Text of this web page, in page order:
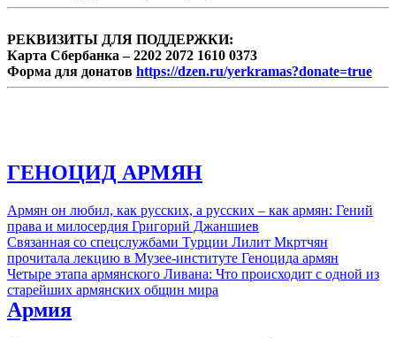
РЕКВИЗИТЫ ДЛЯ ПОДДЕРЖКИ:
Карта Сбербанка – 2202 2072 1610 0373
Форма для донатов https://dzen.ru/yerkramas?donate=true
ГЕНОЦИД АРМЯН
Армян он любил, как русских, а русских – как армян: Гений
права и милосердия Григорий Джаншиев
Связанная со спецслужбами Турции Лилит Мкртчян
прочитала лекцию в Музее-институте Геноцида армян
Четыре этапа армянского Ливана: Что происходит с одной из
старейших армянских общин мира
Армия